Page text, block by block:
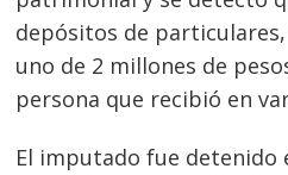
depósitos de
uno de 2 millones de
persona que recibió en
El imputado fue detenido